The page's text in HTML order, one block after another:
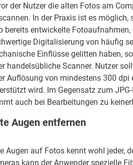
der Nutzer die alten Fotos am
In der Praxis ist es
bereits entwickelte
Digitalisierung von häufig
Einflüsse gelitten haben,
handelsübliche Scanner. Nutzer
Auflösung von mindestens 300
wird. Im Gegensatz zum
auch bei Bearbeitungen zu
Augen entfernen
Augen auf Fotos kennt wohl jeder,
kann der Anwender spezielle